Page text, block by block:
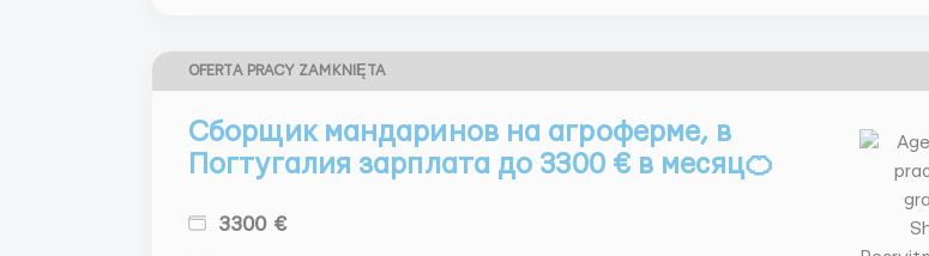
OFERTA PRACY ZAMKNIĘTA
Сборщик мандаринов на агроферме, в
Погтугалия зарплата до 3300 € в месяц🍊
3300 €